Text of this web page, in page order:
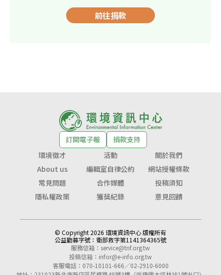
前往捐款
訂閱電子報
捐款支持
環境徵才
活動
關於我們
About us
編輯室自律公約
網站授權條款
常見問題
合作媒體
投稿須知
隱私權政策
獲獎紀錄 意見回饋
© Copyright 2026 環境資訊中心 版權所有
公益勸募字號： 衛部救字第1141364365號
服務信箱： service@tnf.org.tw
投稿信箱： infor@e-info.org.tw
客服電話：070-10101-666／02-2910-6000